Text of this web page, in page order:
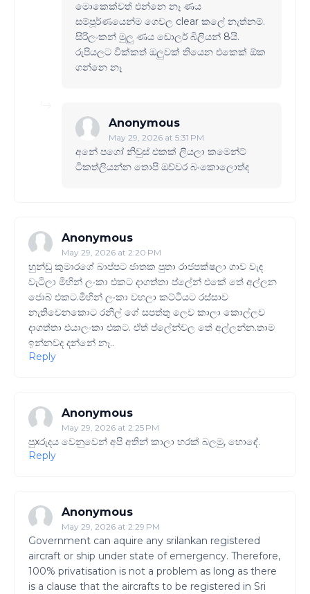
මොකෙක්වත් එන්නෙ නෑ ණය
සම්පූර්ණයෙන්ම ගෙවල clear කලේ නැත්නම්.
සිරිලංකන් මුලු ණය ඩොලර් බිලියන් 8යි.
රුපියලට වික්කත් ඔලුවක් තියෙන එකෙක් ඕක
ගන්නෙ නෑ
Anonymous
May 29, 2026 at 5:31 PM
අනේ පගෝ නිවුස් එකක් ලියලා කමෙන්ට්
ටිකත්ලියන්න තොපි ඔච්චර බංකොලොත්ද
Anonymous
May 29, 2026 at 2:20 PM
හුන්ඩු කුමාරගේ බාප්පට ජාතක පුතා රාජපක්ෂලා ගාව වැඳ
වැටිලා මිහින් ලංකා එකට දාගත්තා ප්ලේන් එකේ තේ අල්ලන
ජොබ් එකට.මිහින් ලංකා වහලා කට්ටියට රස්සාව
නැතිවෙනකොට රනිල් ගේ සපත්තු ලෙව කාලා කොල්ලව
දාගත්තා එයාලංකා එකට. ඒත් ප්ලේන්වල තේ අල්ලන්න.තාම
ඉන්නවද දන්නේ නෑ..
Reply
Anonymous
May 29, 2026 at 2:25 PM
පුxරුදය වෙනුවෙන් අපි අතින් කාලා හරක් බලමු, හොඳේ.
Reply
Anonymous
May 29, 2026 at 2:29 PM
Government can aquire any srilankan registered
aircraft or ship under state of emergency. Therefore,
100% privatisation is not a problem as long as there
is a clause that the aircrafts to be registered in Sri